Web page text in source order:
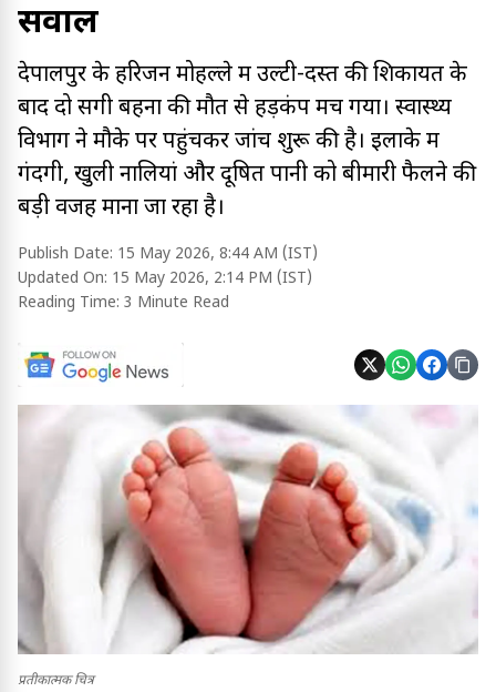
सवाल
देपालपुर के हरिजन मोहल्ले में उल्टी-दस्त की शिकायत के
बाद दो सगी बहनों की मौत से हड़कंप मच गया। स्वास्थ्य
विभाग ने मौके पर पहुंचकर जांच शुरू की है। इलाके में
गंदगी, खुली नालियां और दूषित पानी को बीमारी फैलने की
बड़ी वजह माना जा रहा है।
Publish Date: 15 May 2026, 8:44 AM (IST)
Updated On: 15 May 2026, 2:14 PM (IST)
Reading Time: 3 Minute Read
प्रतीकात्मक चित्र